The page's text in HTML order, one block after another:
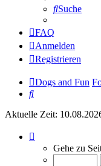
Suche
FAQ
Anmelden
Registrieren
Dogs and Fun
Suche
Aktuelle Zeit:
von
Gehe zu